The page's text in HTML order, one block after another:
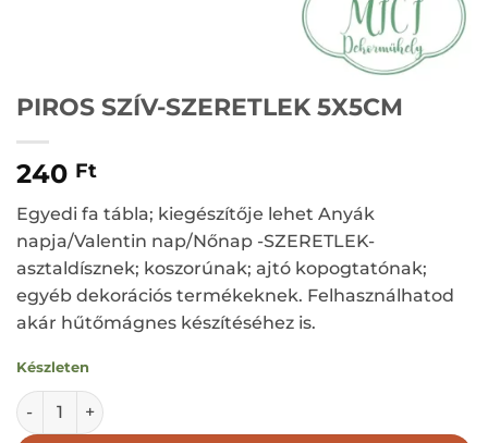
PIROS SZÍV-SZERETLEK 5X5CM
240 Ft
Egyedi fa tábla; kiegészítője lehet Anyák
napja/Valentin nap/Nőnap -SZERETLEK-
asztaldísznek; koszorúnak; ajtó kopogtatónak;
egyéb dekorációs termékeknek. Felhasználhatod
akár hűtőmágnes készítéséhez is.
Készleten
PIROS SZÍV-SZERETLEK 5X5CM mennyiség